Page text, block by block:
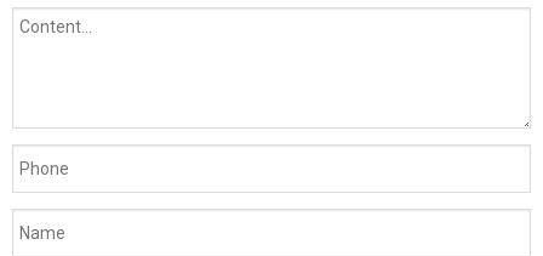
trong
lớn.